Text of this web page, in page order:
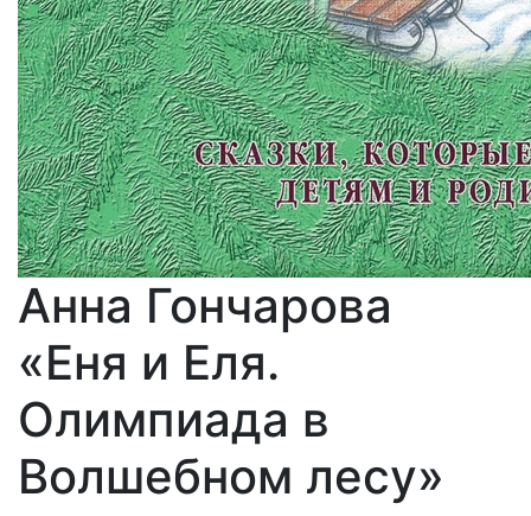
Анна Гончарова
«Еня и Еля.
Олимпиада в
Волшебном лесу»